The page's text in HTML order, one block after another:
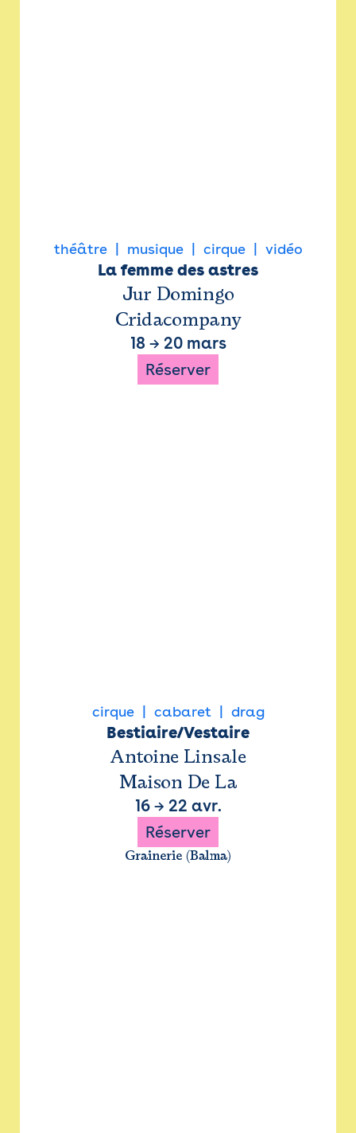
théâtre musique cirque vidéo
La femme des astres
Jur Domingo
Cridacompany
18 → 20 mars
Réserver
cirque cabaret drag
Bestiaire/Vestaire
Antoine Linsale
Maison De La
16→ 22 avr.
Réserver
Grainerie (Balma)